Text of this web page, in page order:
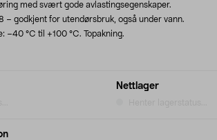
Nettlager
med svært gode avlastingsegenskaper.
– godkjent for utendørsbruk, også under vann.
–40 °C til +100 °C. Topakning.